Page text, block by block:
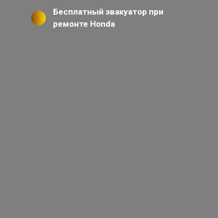
Бесплатный эвакуатор при
ремонте Honda